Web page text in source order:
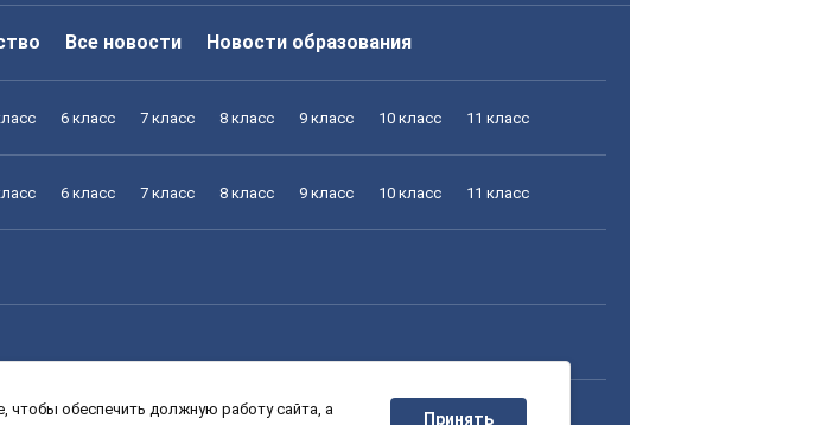
Все новости Новости образования
6 класс 7 класс 8 класс 9 класс 10 класс 11 класс
6 класс 7 класс 8 класс 9 класс 10 класс 11 класс
6 класс 7 класс 8 класс 9 класс 10 класс 11 класс
чтобы обеспечить должную работу сайта, а
Принять